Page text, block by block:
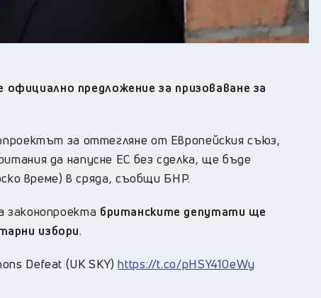
°C
предложение за призоваване за
за оттегляне от Европейския съюз,
да напусне ЕС без сделка, ще бъде
време) в сряда, съобщи БНР.
законопроекта британските депутати ще
избори.
Defeat (UK SKY)https://t.co/pHSY410eWy